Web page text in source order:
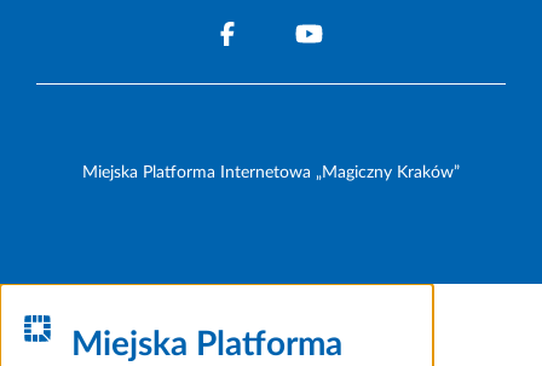
Miejska Platforma Internetowa „Magiczny Kraków”
Miejska Platforma